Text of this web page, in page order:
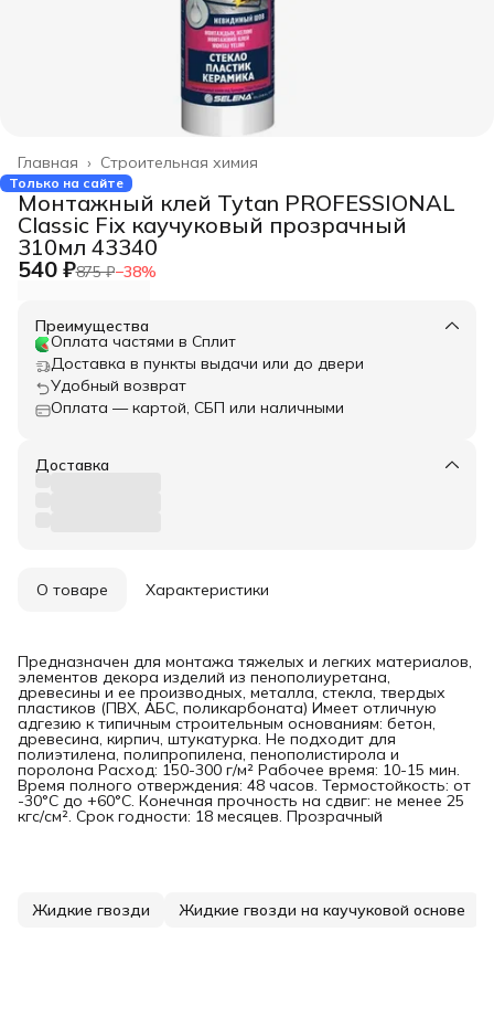
Строительная химия
Главная ›
Только на сайте
Монтажный клей Tytan PROFESSIONAL
Classic Fix каучуковый прозрачный
310мл 43340
540 ₽875 ₽−38%
Преимущества
Оплата частями в Сплит
Доставка в пункты выдачи или до двери
Удобный возврат
Оплата — картой, СБП или наличными
Доставка
О товаре Характеристики
Предназначен для монтажа тяжелых и легких материалов,
элементов декора изделий из пенополиуретана,
древесины и ее производных, металла, стекла, твердых
пластиков (ПВХ, АБС, поликарбоната) Имеет отличную
адгезию к типичным строительным основаниям: бетон,
древесина, кирпич, штукатурка. Не подходит для
полиэтилена, полипропилена, пенополистирола и
поролона Расход: 150-300 г/м² Рабочее время: 10-15 мин.
Время полного отверждения: 48 часов. Термостойкость: от
-30°C до +60°C. Конечная прочность на сдвиг: не менее 25
кгс/см². Срок годности: 18 месяцев. Прозрачный
Жидкие гвозди Жидкие гвозди на каучуковой основе